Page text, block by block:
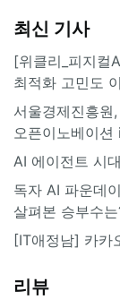
최신 기사
[위클리_피지컬
최적화 고민도
서울경제진흥원
오픈이노베이션
AI 에이전트 시
독자 AI 파운데
살펴본 승부수
[IT애정남] 카카
리뷰